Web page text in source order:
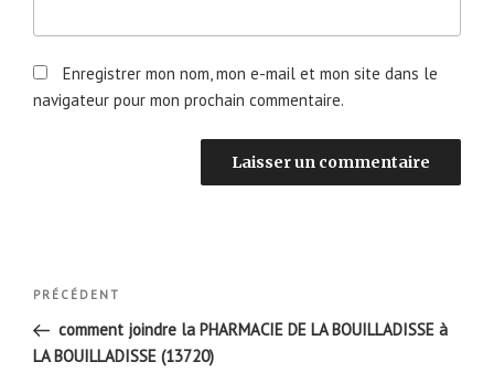
Enregistrer mon nom, mon e-mail et mon site dans le
navigateur pour mon prochain commentaire.
Navigation
l’article
Article
précédent
PRÉCÉDENT
comment joindre la PHARMACIE DE LA BOUILLADISSE à
LA BOUILLADISSE (13720)